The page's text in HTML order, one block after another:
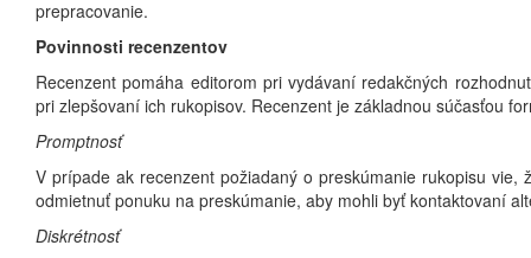
prepracovanie.
Povinnosti recenzentov
Recenzent pomáha editorom pri vydávaní redakčných
pri zlepšovaní ich rukopisov. Recenzent je základnou súčasťou
Promptnosť
V prípade ak recenzent požiadaný o preskúmanie rukopisu
odmietnuť ponuku na preskúmanie, aby mohli byť kontaktovaní
Diskrétnosť